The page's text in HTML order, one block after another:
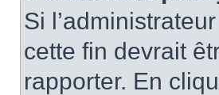
Si
cette fin devrait
rapporter. En